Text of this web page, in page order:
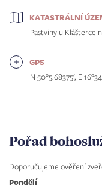
KATASTRÁLNÍ
Pastviny u Klášterce
GPS
N 50°5.68375', E
Pořad
Doporučujeme ověření
Pondělí